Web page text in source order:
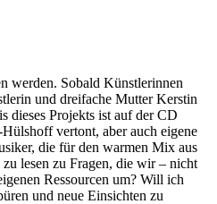
werden. Sobald Künstlerinnen
und dreifache Mutter Kerstin
dieses Projekts ist auf der CD
vertont, aber auch eigene
die für den warmen Mix aus
lesen zu Fragen, die wir – nicht
Ressourcen um? Will ich
und neue Einsichten zu